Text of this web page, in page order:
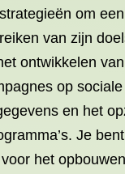
om
van zijn
ontwikkelen
op
en het
Je
het